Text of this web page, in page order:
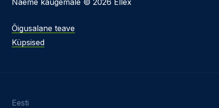
Õigusalane teave
Küpsised
Eesti